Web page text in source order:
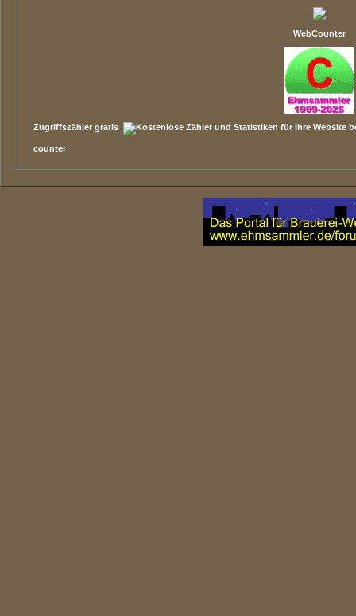
WebCounter
Zugriffszähler gratis
counter